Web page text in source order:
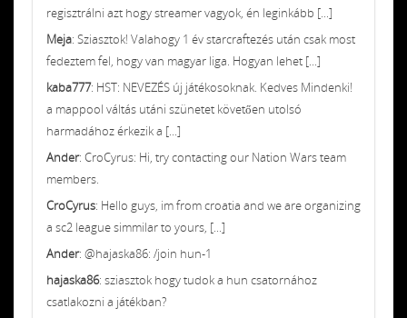
regisztrálni azt hogy streamer vagyok, én leginkább [...]
Meja: Sziasztok! Valahogy 1 év starcraftezés után csak most
fedeztem fel, hogy van magyar liga. Hogyan lehet [...]
kaba777: HST: NEVEZÉS új játékosoknak. Kedves Mindenki!
a mappool váltás utáni szünetet követően utolsó
harmadához érkezik a [...]
Ander: CroCyrus: Hi, try contacting our Nation Wars team
members.
CroCyrus: Hello guys, im from croatia and we are organizing
a sc2 league simmilar to yours, [...]
Ander: @hajaska86: /join hun-1
hajaska86: sziasztok hogy tudok a hun csatornához
csatlakozni a játékban?